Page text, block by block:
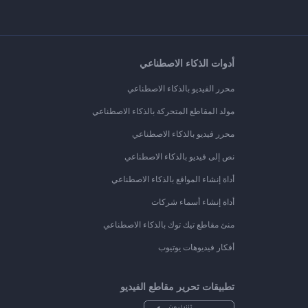
أدوات الذكاء الاصطناعي
محرر الفيديو بالذكاء الاصطناعي
مولد المقاطع المتحركة بالذكاء الاصطناعي
محرر فيديو بالذكاء الاصطناعي
نص إلى فيديو بالذكاء الاصطناعي
أداة إنشاء المواقع بالذكاء الاصطناعي
أداة إنشاء أسماء شركات
منئ مقاطع تيك توك بالذكاء الاصطناعي
أفكار فيديوهات يوتيوب
تطبيقات تحرير مقاطع الفيديو